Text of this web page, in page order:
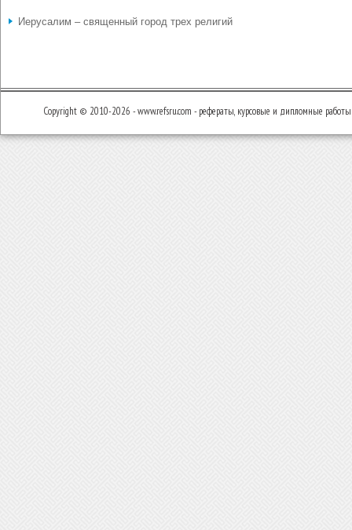
Иерусалим – священный город трех религий
Copyright © 2010-2026 - www.refsru.com - рефераты, курсовые и дипломные работы